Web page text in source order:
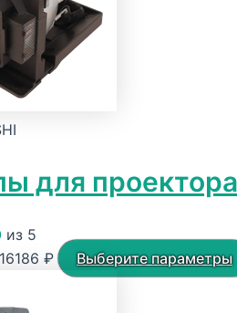
16588 ₽
для проектора
из 5
16186 ₽Диапазон
цен:
Выберите параметры